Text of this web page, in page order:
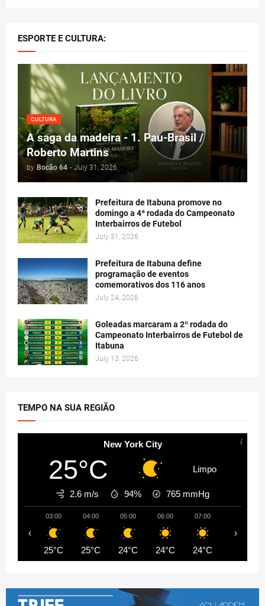
ESPORTE E CULTURA:
CULTURA
A saga da madeira - 1. Pau-Brasil /
Roberto Martins
by Bocão 64 - July 31, 2026
Prefeitura de Itabuna promove no
domingo a 4ª rodada do Campeonato
Interbairros de Futebol
July 31, 2026
Prefeitura de Itabuna define
programação de eventos
comemorativos dos 116 anos
July 24, 2026
Goleadas marcaram a 2º rodada do
Campeonato Interbairros de Futebol de
Itabuna
July 13, 2026
TEMPO NA SUA REGIÃO
New York City
25°C Limpo
2.6 m/s 94% 765 mmHg
03:00
25°C
04:00
25°C
05:00
24°C
06:00
24°C
07:00
24°C
‹ ›